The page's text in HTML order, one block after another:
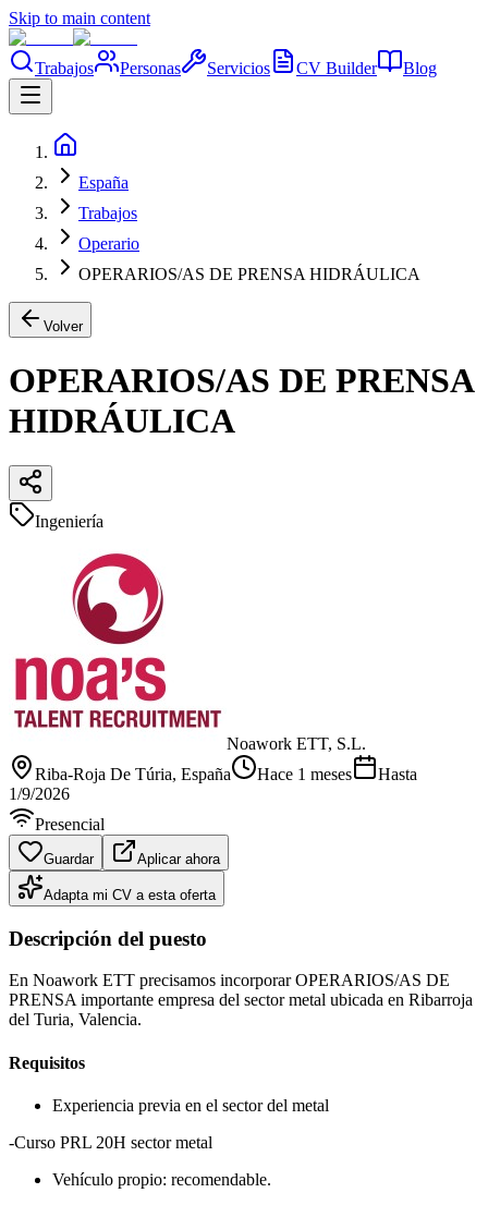
Skip to main content
Trabajos Personas Servicios CV Builder Blog
España
Trabajos
Operario
OPERARIOS/AS DE PRENSA HIDRÁULICA
Volver
OPERARIOS/AS DE PRENSA
HIDRÁULICA
Ingeniería
Noawork ETT, S.L.
Riba-Roja De Túria, España Hace 1 meses
Hasta
1/9/2026
Presencial
Guardar Aplicar ahora
Adapta mi CV a esta oferta
Descripción del puesto
En Noawork ETT precisamos incorporar OPERARIOS/AS DE
PRENSA importante empresa del sector metal ubicada en Ribarroja
del Turia, Valencia.
Requisitos
Experiencia previa en el sector del metal
-Curso PRL 20H sector metal
Vehículo propio: recomendable.